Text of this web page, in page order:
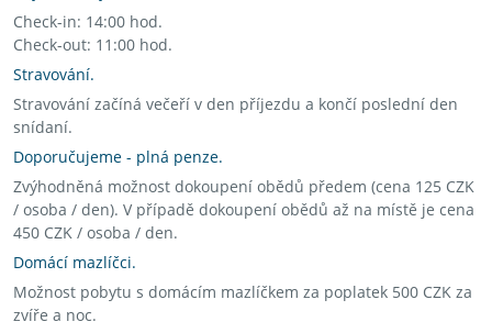
Check-in: 14:00 hod.
Check-out: 11:00 hod.
Stravování.
Stravování začíná večeří v den příjezdu a končí poslední den
snídaní.
Doporučujeme - plná penze.
Zvýhodněná možnost dokoupení obědů předem (cena 125 CZK
/ osoba / den). V případě dokoupení obědů až na místě je cena
450 CZK / osoba / den.
Domácí mazlíčci.
Možnost pobytu s domácím mazlíčkem za poplatek 500 CZK za
zvíře a noc.